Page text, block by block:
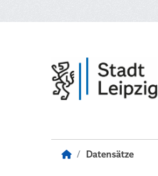
Datensätze